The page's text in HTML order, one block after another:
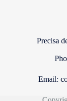
Precisa
Email: